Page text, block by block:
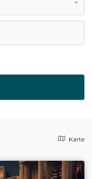
Karte